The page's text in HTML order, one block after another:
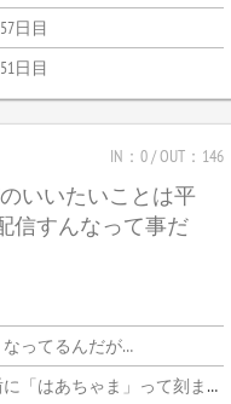
日目
日目
IN：0 / OUT：146
のいいたいことは平
信すんなって事だ
なってるんだが…
ゃま」って刻まれるけどいいのか